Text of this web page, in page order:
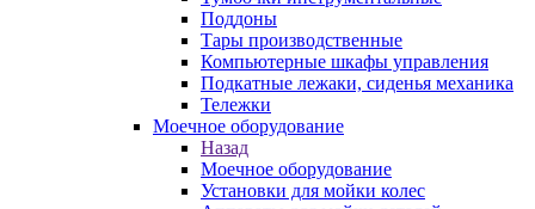
Поддоны
Тары производственные
Компьютерные шкафы управления
Подкатные лежаки, сиденья механика
Тележки
Моечное оборудование
Назад
Моечное оборудование
Установки для мойки колес